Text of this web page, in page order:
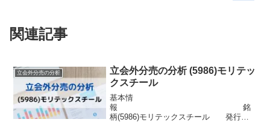
関連記事
立会外分売の分析
立会外分売の分析 (5986)モリテッ
クスチール
基本情
報 銘
柄(5986)モリテックスチール 発行済